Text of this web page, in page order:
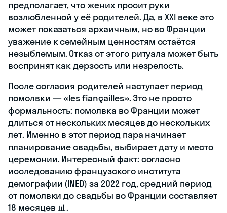
предполагает, что жених просит руки
возлюбленной у её родителей. Да, в XXI веке это
может показаться архаичным, но во Франции
уважение к семейным ценностям остаётся
незыблемым. Отказ от этого ритуала может быть
воспринят как дерзость или незрелость.
После согласия родителей наступает период
помолвки — «les fiançailles». Это не просто
формальность: помолвка во Франции может
длиться от нескольких месяцев до нескольких
лет. Именно в этот период пара начинает
планирование свадьбы, выбирает дату и место
церемонии. Интересный факт: согласно
исследованию французского института
демографии (INED) за 2022 год, средний период
от помолвки до свадьбы во Франции составляет
18 месяцев 📊.